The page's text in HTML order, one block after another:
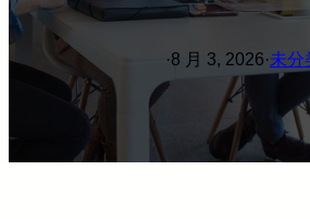
·8 月 3, 2026·未分